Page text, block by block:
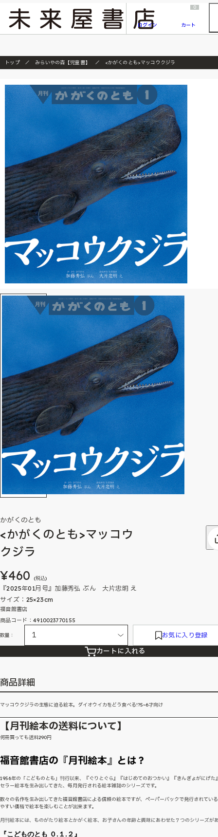
『ONE PIECE magazine 021 ONE PIECEカード付き同梱版』発売延期のご案内
ログイン
0
カート
トップ みらいやの森【児童書】 <かがくのとも>マッコウクジラ
かがくのとも
<かがくのとも>マッコウ
クジラ
¥460 (税込)
『2025年01月号』加藤秀弘 ぶん 大片忠明 え
サイズ：25×23cm
福音館書店
商品コード：4910023770155
数量： お気に入り登録
カートに入れる
商品詳細
マッコウクジラの生態に迫る絵本。ダイオウイカをどう食べる!?5~6才向け
【月刊絵本の送料について】
何冊買っても送料290円
福音館書店の『月刊絵本』とは？
1956年の「こどものとも」刊行以来、『ぐりとぐら』『はじめてのおつかい』『きんぎょがにげた
セラー絵本を生み出してきた、毎月発行される絵本雑誌のシリーズです。
数々の名作を生み出してきた福音館書店による信頼の絵本ですが、ペーパーバックで発行されてい
やすい価格で絵本を楽しむことが出来ます。
月刊絵本には、ものがたり絵本とかがく絵本、お子さんの年齢と興味にあわせた７つのシリーズが
『こどものとも ０.１.２』